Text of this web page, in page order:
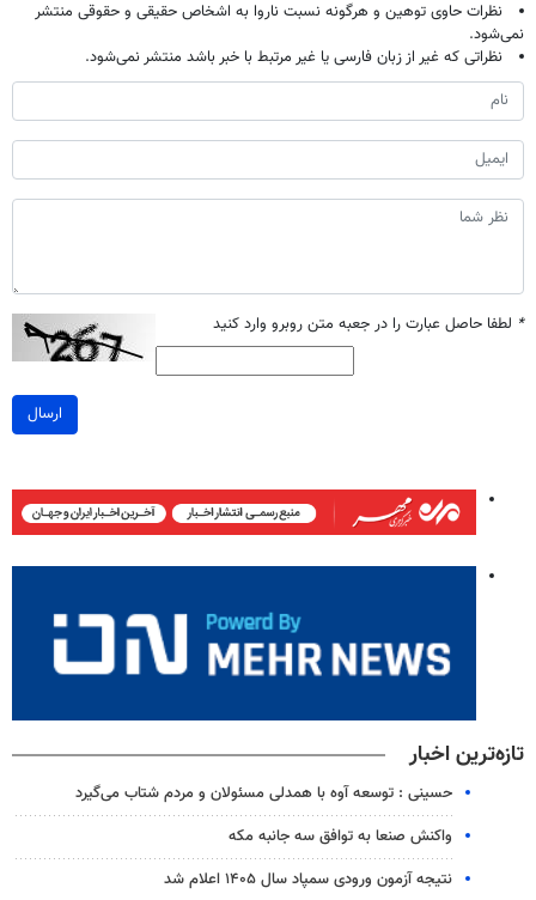
نظرات حاوی توهین و هرگونه نسبت ناروا به اشخاص حقیقی و حقوقی منتشر
نمی‌شود.
نظراتی که غیر از زبان فارسی یا غیر مرتبط با خبر باشد منتشر نمی‌شود.
* لطفا حاصل عبارت را در جعبه متن روبرو وارد کنید
ارسال
تازه‌ترین اخبار
حسینی : توسعه آوه با همدلی مسئولان و مردم شتاب می‌گیرد
واکنش صنعا به توافق سه جانبه مکه
نتیجه آزمون ورودی سمپاد سال ۱۴۰۵ اعلام شد